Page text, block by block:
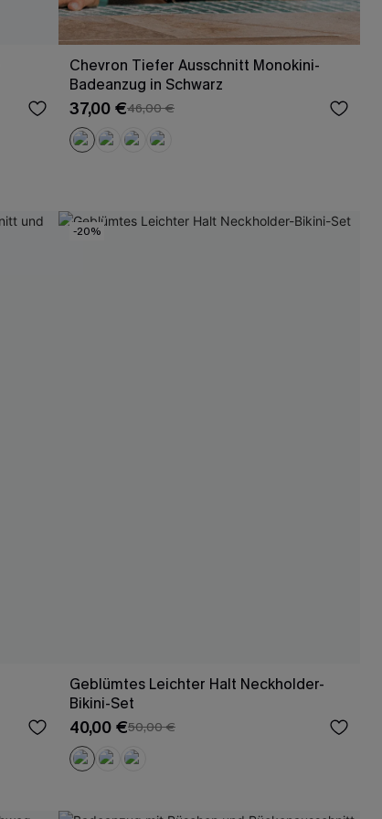
Chevron Tiefer Ausschnitt Monokini-
Badeanzug in Schwarz
37,00 €46,00 €
-20%
Geblümtes Leichter Halt Neckholder-
Bikini-Set
40,00 €50,00 €